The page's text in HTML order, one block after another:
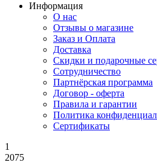
Информация
О нас
Отзывы о магазине
Заказ и Оплата
Доставка
Скидки и подарочные
Сотрудничество
Партнёрская программа
Договор - оферта
Правила и гарантии
Политика
Сертификаты
1
2075